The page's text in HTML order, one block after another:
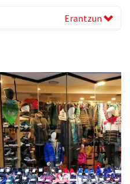
Erantzun